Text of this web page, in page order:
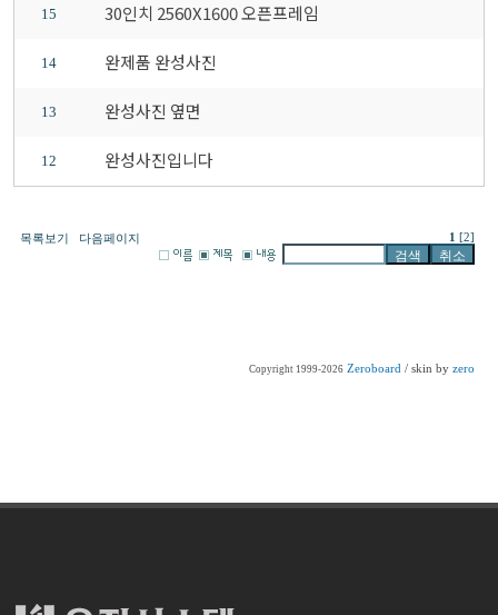
15 30인치 2560X1600 오픈프레임
14 완제품 완성사진
13 완성사진 옆면
12 완성사진입니다
목록보기 다음페이지 1 [2]
Copyright 1999-2026 Zeroboard / skin by zero